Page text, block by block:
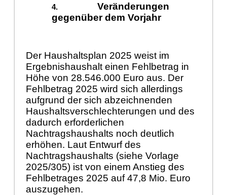
Veränderungen
gegenüber dem Vorjahr
Der Haushaltsplan 2025 weist im
Ergebnishaushalt einen Fehlbetrag in
Höhe von 28.546.000 Euro aus. Der
Fehlbetrag 2025 wird sich allerdings
aufgrund der sich abzeichnenden
Haushaltsverschlechterungen und des
dadurch erforderlichen
Nachtragshaushalts noch deutlich
erhöhen. Laut Entwurf des
Nachtragshaushalts (siehe Vorlage
2025/305) ist von einem Anstieg des
Fehlbetrages 2025 auf 47,8 Mio. Euro
auszugehen.